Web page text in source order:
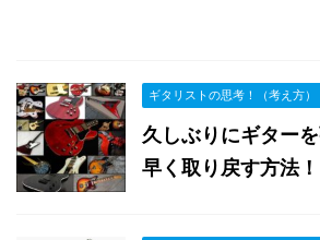
ギタリストの思考！（考え方）
久しぶりにギター
早く取り戻す方法！